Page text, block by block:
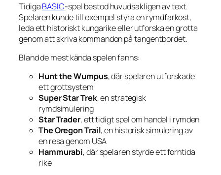
TidigaBASIC-spel bestod huvudsakligen av text.
Spelaren kunde till exempel styra en rymdfarkost,
leda ett historiskt kungarike eller utforska en grotta
genom att skriva kommandon på tangentbordet.
Bland de mest kända spelen fanns:
Hunt the Wumpus, där spelaren utforskade
ett grottsystem
Super Star Trek, en strategisk
rymdsimulering
Star Trader, ett tidigt spel om handel i rymden
The Oregon Trail, en historisk simulering av
en resa genom USA
Hammurabi, där spelaren styrde ett forntida
rike